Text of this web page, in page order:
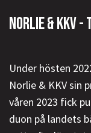
NORLIE & KKV -
Under hösten
Norlie & KKV sin
våren 2023 fick
duon på landets